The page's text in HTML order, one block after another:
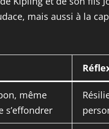
mais aussi à la
même
s’effondrer